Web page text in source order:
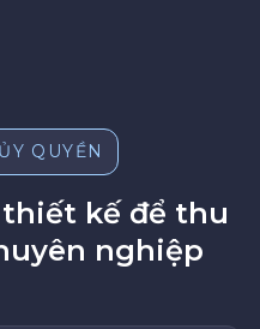
QUYỀN
thiết kế để thu
nghiệp